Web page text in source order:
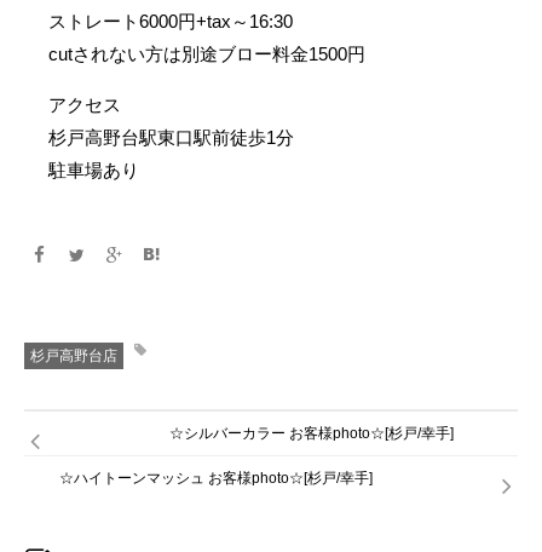
ストレート6000円+tax～16:30
cutされない方は別途ブロー料金1500円
アクセス
杉戸高野台駅東口駅前徒歩1分
駐車場あり
杉戸高野台店
☆シルバーカラー お客様photo☆[杉戸/幸手]
☆ハイトーンマッシュ お客様photo☆[杉戸/幸手]